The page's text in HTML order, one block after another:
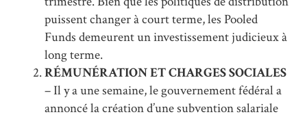
puissent changer à court terme, les Pooled
Funds demeurent un investissement judicieux à
long terme.
RÉMUNÉRATION ET CHARGES SOCIALES
– Il y a une semaine, le gouvernement fédéral a
annoncé la création d’une subvention salariale